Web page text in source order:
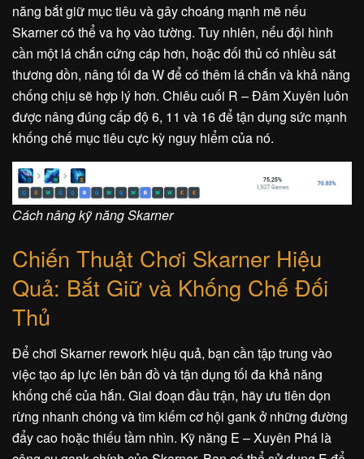
năng bắt giữ mục tiêu và gây choáng mạnh mẽ nếu
Skarner có thể va họ vào tường. Tuy nhiên, nếu đội hình
cần một lá chắn cứng cáp hơn, hoặc đối thủ có nhiều sát
thương dồn, nâng tối đa W để có thêm lá chắn và khả năng
chống chịu sẽ hợp lý hơn. Chiêu cuối R – Đâm Xuyên luôn
được nâng đúng cấp độ 6, 11 và 16 để tận dụng sức mạnh
khống chế mục tiêu cực kỳ nguy hiểm của nó.
Cách nâng kỹ năng Skarner
Chiến Thuật Chơi Skarner Hiệu
Quả: Bắt Giữ và Khống Chế Đối
Thủ
Để chơi Skarner rework hiệu quả, bạn cần tập trung vào
việc tạo áp lực lên bản đồ và tận dụng tối đa khả năng
khống chế của hắn. Giai đoạn đầu trận, hãy ưu tiên dọn
rừng nhanh chóng và tìm kiếm cơ hội gank ở những đường
đẩy cao hoặc thiếu tầm nhìn. Kỹ năng E – Xuyên Phá là